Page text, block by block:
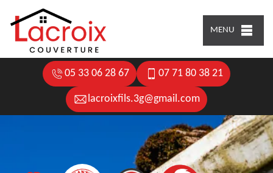
MENU
05 33 06 28 67 07 71 80 38 21
lacroixfils.3g@gmail.com